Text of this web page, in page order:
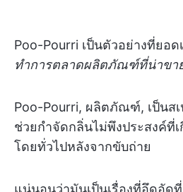
Poo-Pourri เป็นตัวอย่างที่ยอด
ทำการตลาดผลิตภัณฑ์ที่น่าขา
Poo-Pourri, ผลิตภัณฑ์, เป็นส
ช่วยกำจัดกลิ่นไม่พึงประสงค์ที่
โดยทั่วไปหลังจากขับถ่าย
แน่นอนว่ามันเป็นเรื่องที่อึดอัด